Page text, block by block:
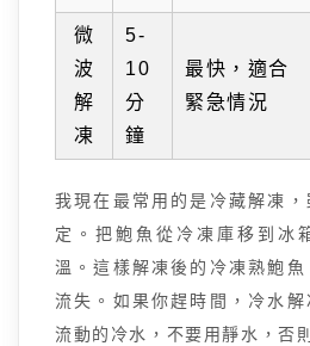
微
波
解
凍
5-
10
分
鐘
最快，適合
緊急情況
我現在最常用的是冷藏解凍
定。把鮑魚從冷凍庫移到冰
溫。這樣解凍後的冷凍熟鮑
流失。如果你趕時間，冷水解
流動的冷水，不要用靜水，否